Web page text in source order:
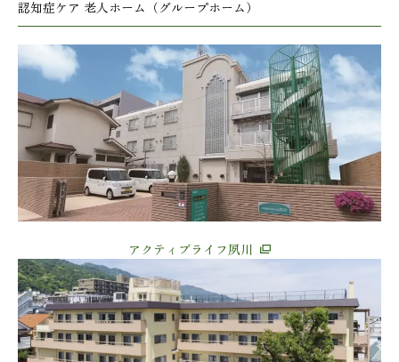
認知症ケア 老人ホーム（グループホーム）
アクティブライフ夙川